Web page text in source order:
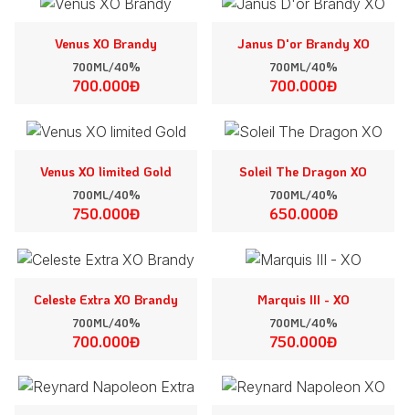
Venus XO Brandy
700ML/40%
700.000Đ
Janus D'or Brandy XO
700ML/40%
700.000Đ
Venus XO limited Gold
700ML/40%
750.000Đ
Soleil The Dragon XO
700ML/40%
650.000Đ
Celeste Extra XO Brandy
700ML/40%
700.000Đ
Marquis III - XO
700ML/40%
750.000Đ